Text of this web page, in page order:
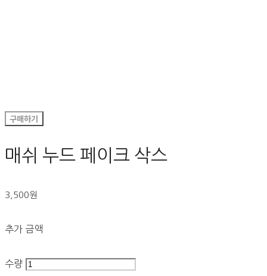
구매하기
매쉬 누드 페이크 삭스
3,500원
추가 금액
수량